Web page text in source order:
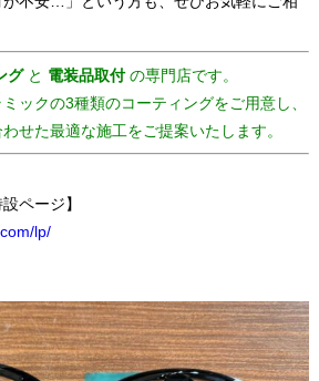
グと 電装品取付の専門店です。
ックの3種類のコーティングをご用意し、
せた最適な施工をご提案いたします。
ページ】
lp/